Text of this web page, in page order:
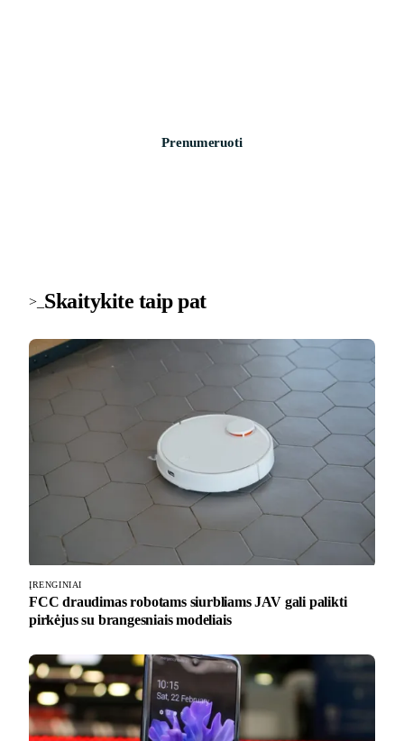
Prenumeruoti
>_ Skaitykite taip pat
ĮRENGINIAI
FCC draudimas robotams siurbliams JAV gali palikti
pirkėjus su brangesniais modeliais